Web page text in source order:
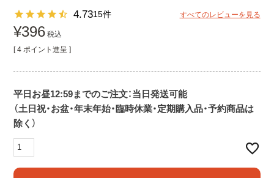
4.7315 すべてのレビューを見る
¥396 税込
[ 4 ポイント進呈 ]
平日お昼12:59までのご注文：当日発送可能
（土日祝・お盆・年末年始・臨時休業・定期購入品・予約商品は
除く）